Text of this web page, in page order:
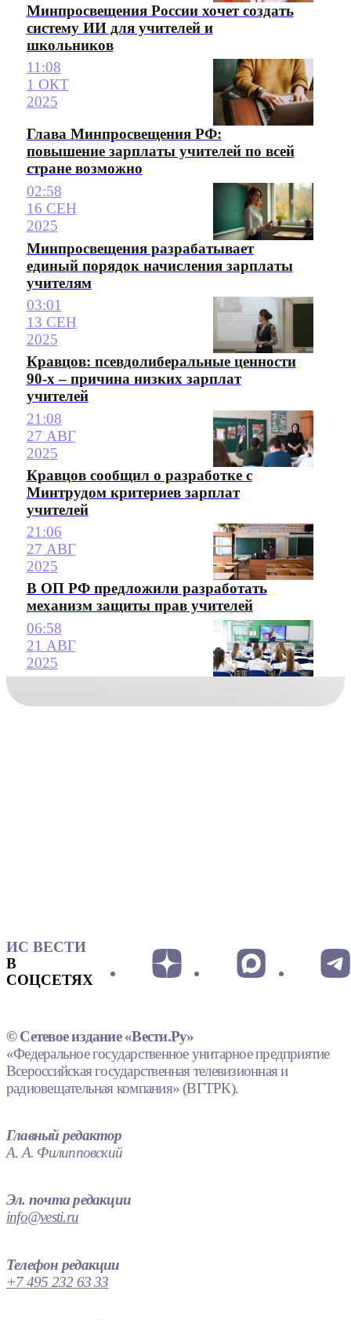
Минпросвещения России хочет создать
систему ИИ для учителей и
школьников
11:08
1 ОКТ
2025
Глава Минпросвещения РФ:
повышение зарплаты учителей по всей
стране возможно
02:58
16 СЕН
2025
Минпросвещения разрабатывает
единый порядок начисления зарплаты
учителям
03:01
13 СЕН
2025
Кравцов: псевдолиберальные ценности
90-х – причина низких зарплат
учителей
21:08
27 АВГ
2025
Кравцов сообщил о разработке с
Минтрудом критериев зарплат
учителей
21:06
27 АВГ
2025
В ОП РФ предложили разработать
механизм защиты прав учителей
06:58
21 АВГ
2025
ИС ВЕСТИ
В
СОЦСЕТЯХ
© Сетевое издание «Вести.Ру»
«Федеральное государственное унитарное предприятие
Всероссийская государственная телевизионная и
радиовещательная компания» (ВГТРК).
Главный редактор
А. А. Филипповский
Эл. почта редакции
info@vesti.ru
Телефон редакции
+7 495 232 63 33